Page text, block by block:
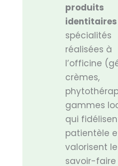
produits
identitaires
spécialités
réalisées à
l’officine
crèmes,
gammes
qui
patientèle
valorisent le
savoir-faire